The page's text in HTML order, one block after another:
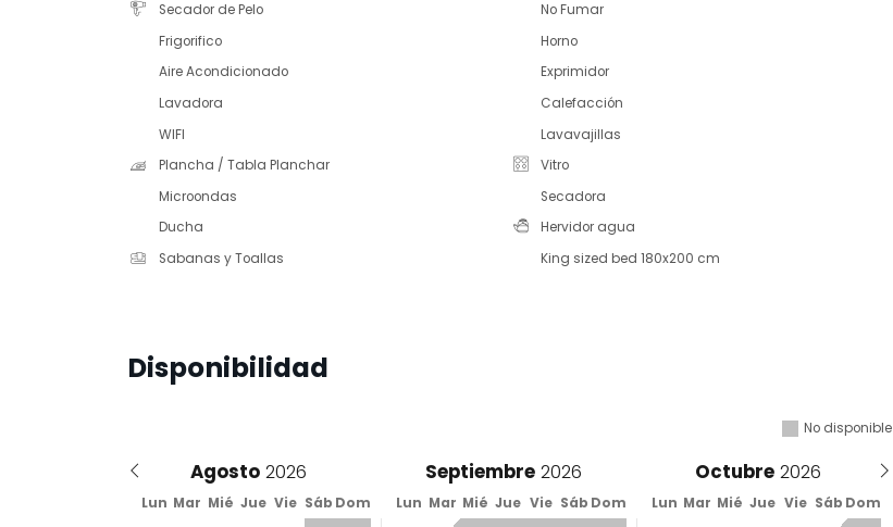
Secador de Pelo
No Fumar
Frigorifico
Horno
Aire Acondicionado
Exprimidor
Lavadora
Calefacción
WIFI
Lavavajillas
Plancha / Tabla Planchar
Vitro
Microondas
Secadora
Ducha
Hervidor agua
Sabanas y Toallas
King sized bed 180x200 cm
Disponibilidad
No disponible
Agosto Septiembre Octubre
Lun Mar Mié Jue Vie Sáb Dom Lun Mar Mié Jue Vie Sáb Dom Lun Mar Mié Jue Vie Sáb Dom